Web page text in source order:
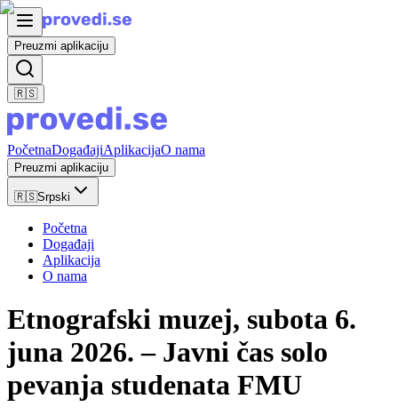
Preuzmi aplikaciju
🇷🇸
PočetnaDogađajiAplikacijaO nama
Preuzmi aplikaciju
🇷🇸Srpski
Početna
Događaji
Aplikacija
O nama
Etnografski muzej, subota 6.
juna 2026. – Javni čas solo
pevanja studenata FMU